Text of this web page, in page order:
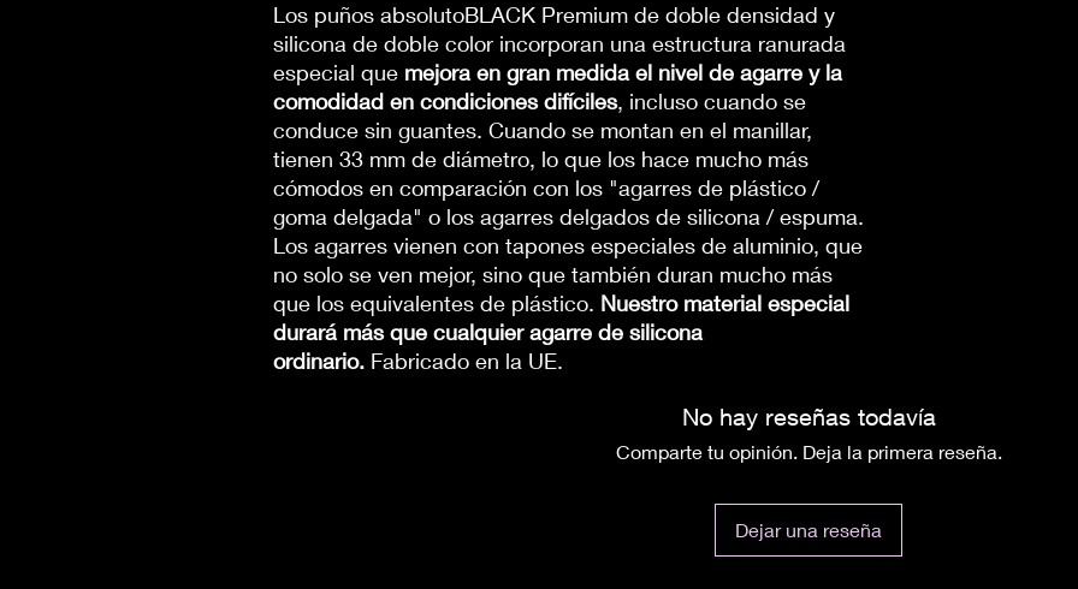
Los puños absolutoBLACK Premium de doble densidad y
silicona de doble color incorporan una estructura ranurada
especial que mejora en gran medida el nivel de agarre y la
comodidad en condiciones difíciles, incluso cuando se
conduce sin guantes. Cuando se montan en el manillar,
tienen 33 mm de diámetro, lo que los hace mucho más
cómodos en comparación con los "agarres de plástico /
goma delgada" o los agarres delgados de silicona / espuma.
Los agarres vienen con tapones especiales de aluminio, que
no solo se ven mejor, sino que también duran mucho más
que los equivalentes de plástico. Nuestro material especial
durará más que cualquier agarre de silicona
ordinario. Fabricado en la UE.
No hay reseñas todavía
Comparte tu opinión. Deja la primera reseña.
Dejar una reseña